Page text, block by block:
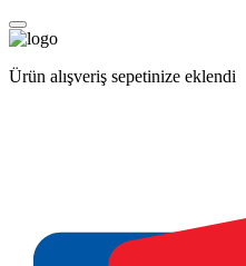
Ürün alışveriş sepetinize eklendi